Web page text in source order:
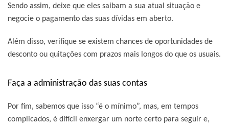
Sendo assim, deixe que eles saibam a sua atual situação e
negocie o pagamento das suas dívidas em aberto.
Além disso, verifique se existem chances de oportunidades de
desconto ou quitações com prazos mais longos do que os usuais.
Faça a administração das suas contas
Por fim, sabemos que isso “é o mínimo”, mas, em tempos
complicados, é difícil enxergar um norte certo para seguir e,